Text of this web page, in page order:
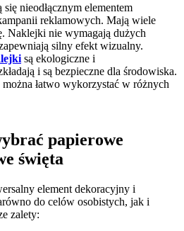
nieodłącznym elementem
reklamowych. Mają wiele
Naklejki nie wymagają dużych
silny efekt wizualny.
są ekologiczne i
i są bezpieczne dla środowiska.
łatwo wykorzystać w różnych
papierowe
święta
element dekoracyjny i
do celów osobistych, jak i
zalety: